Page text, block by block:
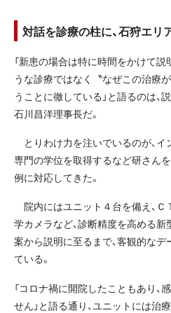
対話を診療の柱に、石狩エリ
「新患の場合は特に時間をかけて
うな診療ではなく〝なぜこの治療
うことに徹している」と語るのは
石川昌洋理事長だ。
とりわけ力を注いでいるのが、イ
専門の学位を取得するなど研さん
例に対応してきた。
院内にはユニット４台を備え、Ｃ
学カメラなど、診断精度を高める
案から説明に至るまで、客観的な
ている。
「コロナ禍に開院したこともあり、
せん」と語る通り、ユニットには治